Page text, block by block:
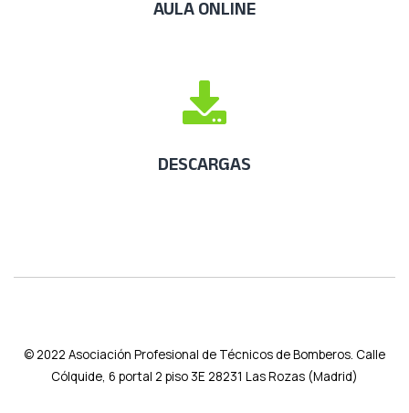
AULA ONLINE
DESCARGAS
© 2022 Asociación Profesional de Técnicos de Bomberos. Calle
Cólquide, 6 portal 2 piso 3E 28231 Las Rozas (Madrid)